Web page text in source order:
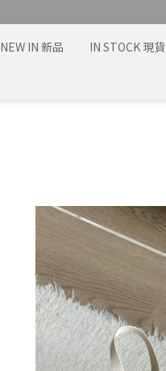
NEW IN 新品 IN STOCK 現貨